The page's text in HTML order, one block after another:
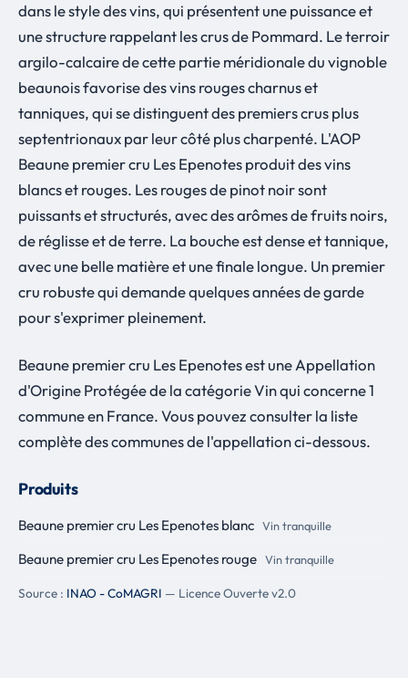
dans le style des vins, qui présentent une puissance et
une structure rappelant les crus de Pommard. Le terroir
argilo-calcaire de cette partie méridionale du vignoble
beaunois favorise des vins rouges charnus et
tanniques, qui se distinguent des premiers crus plus
septentrionaux par leur côté plus charpenté. L'AOP
Beaune premier cru Les Epenotes produit des vins
blancs et rouges. Les rouges de pinot noir sont
puissants et structurés, avec des arômes de fruits noirs,
de réglisse et de terre. La bouche est dense et tannique,
avec une belle matière et une finale longue. Un premier
cru robuste qui demande quelques années de garde
pour s'exprimer pleinement.
Beaune premier cru Les Epenotes est une Appellation
d'Origine Protégée de la catégorie Vin qui concerne 1
commune en France. Vous pouvez consulter la liste
complète des communes de l'appellation ci-dessous.
Produits
Beaune premier cru Les Epenotes blanc Vin tranquille
Beaune premier cru Les Epenotes rouge Vin tranquille
Source : INAO - CoMAGRI — Licence Ouverte v2.0